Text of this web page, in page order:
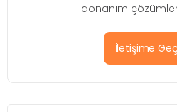
donanım
İletişime